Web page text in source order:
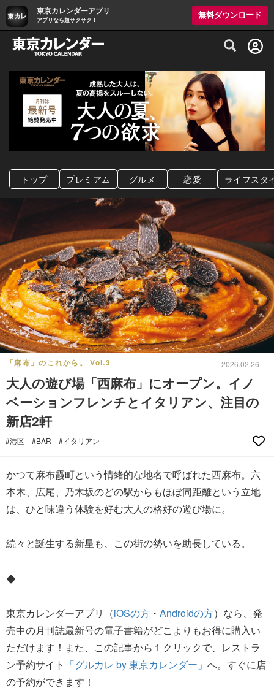
東京カレンダーアプリ
アプリなら超サクサク！
無料ダウンロード
グルメ情報・プレミアムレストラン予約
トップ プレミアム グルメ 恋愛 ライフスタ
「麻布」のこれから。 Vol.3 2026.02.26
大人の遊び場「西麻布」にオープン。イノ
ベーションフレンチとイタリアン、注目の
新店2軒
#港区 #BAR #イタリアン
かつて麻布霞町という情緒的な地名で呼ばれた西麻布。六
本木、広尾、乃木坂のどの駅からもほぼ同距離という立地
は、ひと味違う体験を好む大人の格好の遊び場に。
続々と誕生する新星も、この街の勢いを助長している。
◆
東京カレンダーアプリ（iOSの方 ・ Androidの方）なら、発
売中の月刊誌最新号の電子書籍がどこよりもお得に購入い
ただけます！また、この記事から１クリックで、レストラ
ン予約サイト 「グルカレ by 東京カレンダー」 へ。すぐに店
の予約ができます！